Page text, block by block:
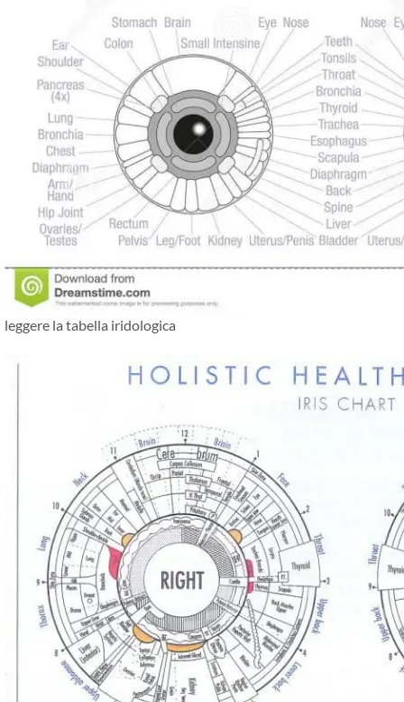
leggere la tabella iridologica